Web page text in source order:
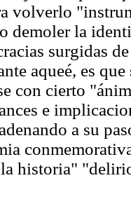
volverlo
demoler la
surgidas
aqueé, es
con cierto
e
a su
historia"